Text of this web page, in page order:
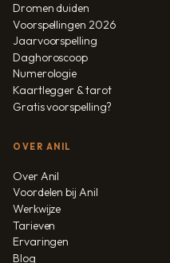
Dromen duiden
Voorspellingen 2026
Jaarvoorspelling
Daghoroscoop
Numerologie
Kaartlegger & tarot
Gratis voorspelling?
OVER ANIL
Over Anil
Voordelen bij Anil
Werkwijze
Tarieven
Ervaringen
Blog